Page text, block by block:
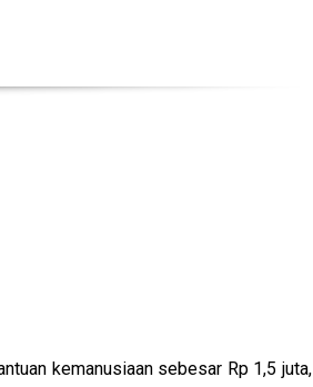
kemanusiaan sebesar Rp 1,5 juta,